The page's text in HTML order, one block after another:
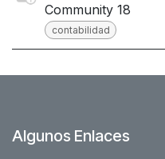
Community 18
contabilidad
Algunos Enlaces